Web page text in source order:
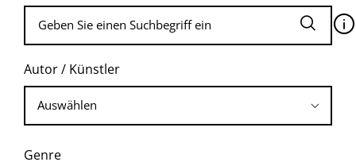
🛈
Autor / Künstler
Genre